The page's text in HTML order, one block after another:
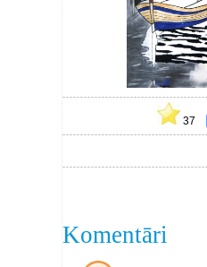
37
Komentāri